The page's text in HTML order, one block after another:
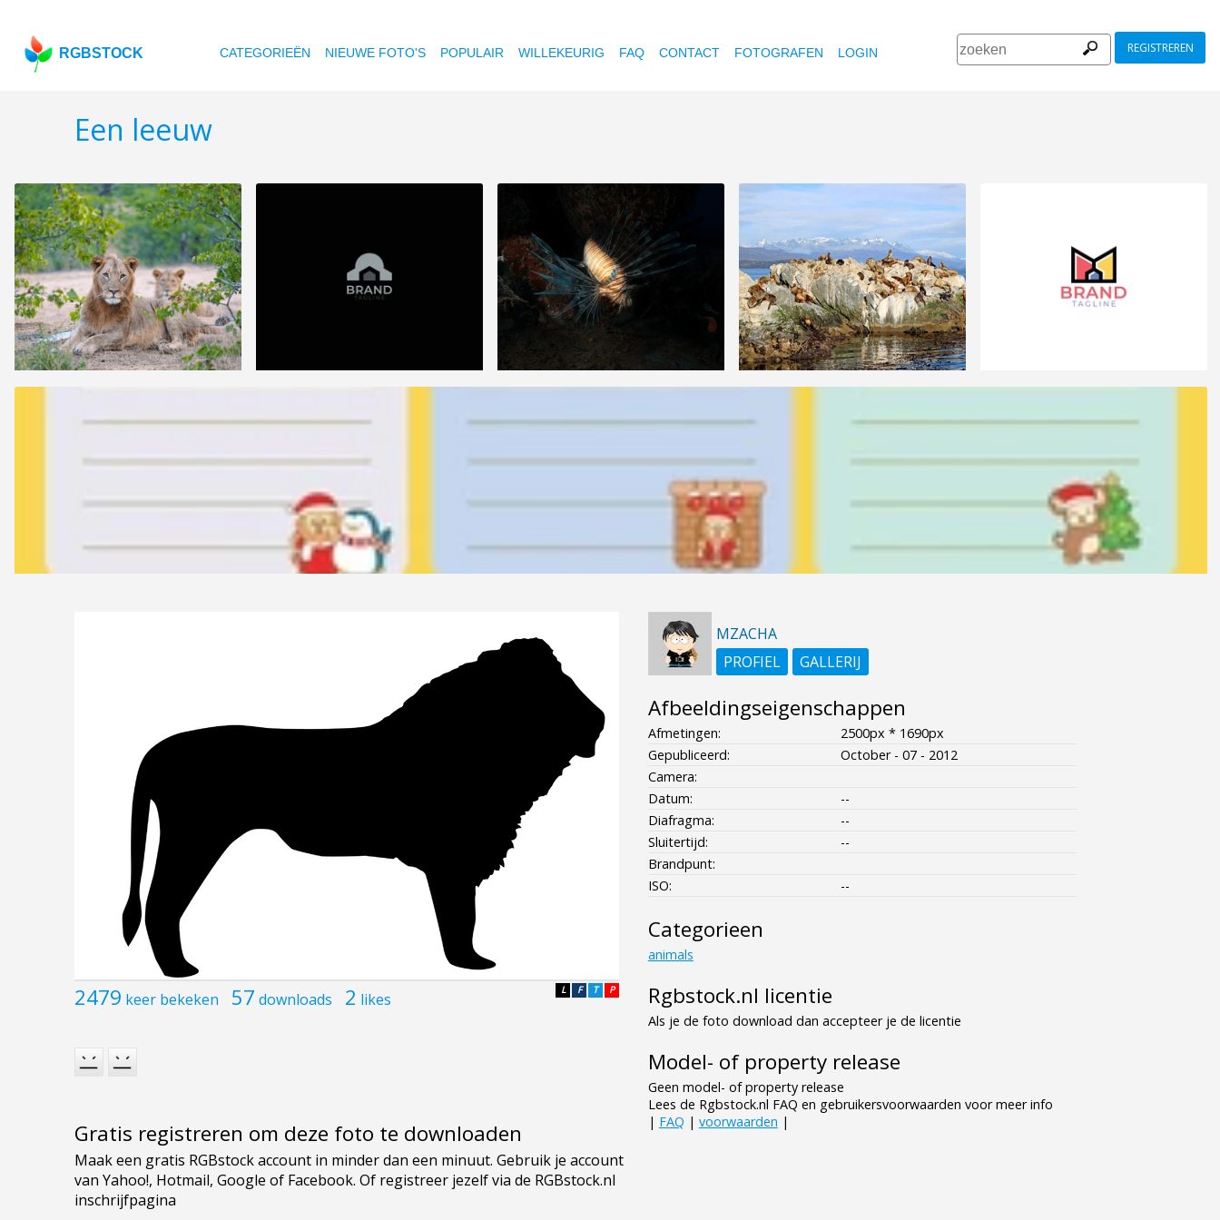
RGBSTOCK CATEGORIEËN NIEUWE FOTO'S POPULAIR WILLEKEURIG FAQ CONTACT FOTOGRAFEN LOGIN REGISTREREN
Een leeuw
2479 keer bekeken 57 downloads 2 likes P
T
F
L
Gratis registreren om deze foto te downloaden
MZACHA
PROFIEL
GALLERIJ
Afbeeldingseigenschappen
Afmetingen:
2500px * 1690px
Gepubliceerd:
October - 07 - 2012
Camera:
Datum:
--
Diafragma:
--
Sluitertijd:
--
Brandpunt:
ISO:
--
Categorieen
animals
Rgbstock.nl licentie
Als je de foto download dan accepteer je de licentie
Model- of property release
Geen model- of property release
Lees de Rgbstock.nl FAQ en gebruikersvoorwaarden voor meer info
| FAQ | voorwaarden |